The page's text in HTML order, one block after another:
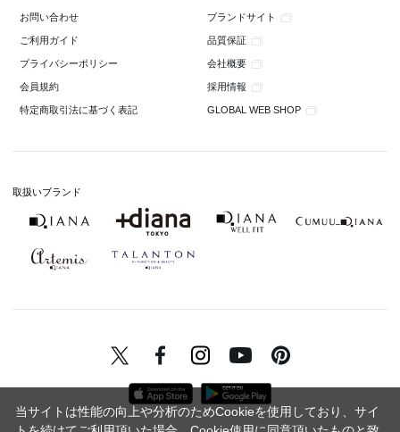
お問い合わせ ブランドサイト
ご利用ガイド 品質保証
プライバシーポリシー 会社概要
会員規約 採用情報
特定商取引法に基づく表記 GLOBAL WEB SHOP
取扱いブランド
当サイトは性能の向上や分析のためCookieを使用しており、サイ